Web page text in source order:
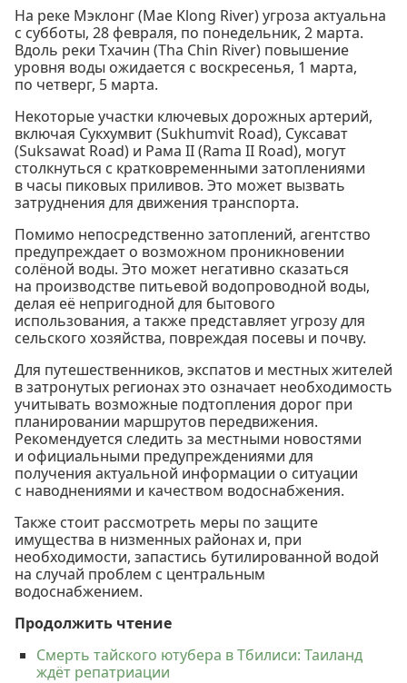
На реке Мэклонг (Mae Klong River) угроза актуальна
с субботы, 28 февраля, по понедельник, 2 марта.
Вдоль реки Тхачин (Tha Chin River) повышение
уровня воды ожидается с воскресенья, 1 марта,
по четверг, 5 марта.
Некоторые участки ключевых дорожных артерий,
включая Сукхумвит (Sukhumvit Road), Суксават
(Suksawat Road) и Рама II (Rama II Road), могут
столкнуться с кратковременными затоплениями
в часы пиковых приливов. Это может вызвать
затруднения для движения транспорта.
Помимо непосредственно затоплений, агентство
предупреждает о возможном проникновении
солёной воды. Это может негативно сказаться
на производстве питьевой водопроводной воды,
делая её непригодной для бытового
использования, а также представляет угрозу для
сельского хозяйства, повреждая посевы и почву.
Для путешественников, экспатов и местных жителей
в затронутых регионах это означает необходимость
учитывать возможные подтопления дорог при
планировании маршрутов передвижения.
Рекомендуется следить за местными новостями
и официальными предупреждениями для
получения актуальной информации о ситуации
с наводнениями и качеством водоснабжения.
Также стоит рассмотреть меры по защите
имущества в низменных районах и, при
необходимости, запастись бутилированной водой
на случай проблем с центральным
водоснабжением.
Продолжить чтение
Смерть тайского ютубера в Тбилиси: Таиланд
ждёт репатриации